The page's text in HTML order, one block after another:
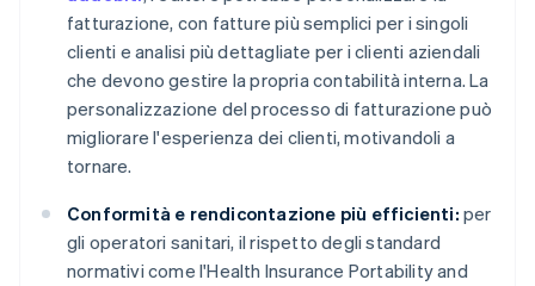
fatturazione, con fatture più semplici per i singoli
clienti e analisi più dettagliate per i clienti aziendali
che devono gestire la propria contabilità interna. La
personalizzazione del processo di fatturazione può
migliorare l'esperienza dei clienti, motivandoli a
tornare.
Conformità e rendicontazione più efficienti: per
gli operatori sanitari, il rispetto degli standard
normativi come l'Health Insurance Portability and